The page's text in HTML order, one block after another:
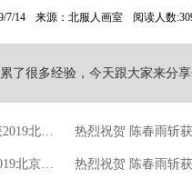
7/14 来源：北服人画室 阅读人数
了很多经验，今天跟大家来分
热烈祝贺 姜文琪斩获2019北京服装学院中国画专业第45名！
热烈祝贺 李晨雯获2019北京印刷学院美术与设计学专业第359名！